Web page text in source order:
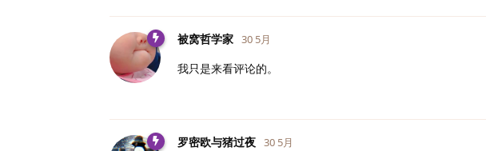
被窝哲学家 30 5月
我只是来看评论的。
罗密欧与猪过夜 30 5月